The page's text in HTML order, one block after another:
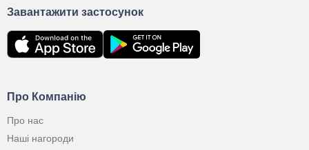
Про Компанію
Про нас
Наші нагороди
Завантажити застосунок